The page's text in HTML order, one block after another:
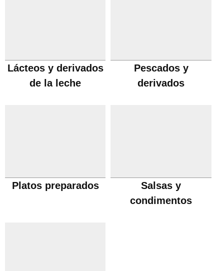
Lácteos y derivados
de la leche
Pescados y
derivados
Platos preparados
Salsas y
condimentos